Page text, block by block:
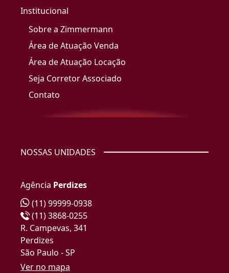
Institucional
Sobre a Zimmermann
Área de Atuação Venda
Área de Atuação Locação
Seja Corretor Associado
Contato
NOSSAS UNIDADES
Agência Perdizes
(11) 99999-0938
(11) 3868-0255
R. Campevas, 341
Perdizes
São Paulo - SP
Ver no mapa